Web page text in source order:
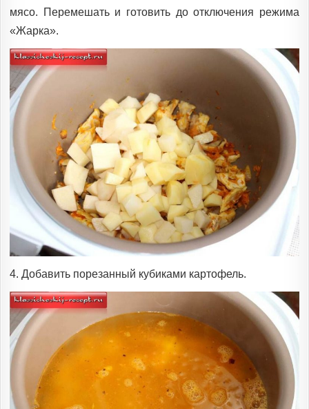
мясо. Перемешать и готовить до отключения режима
«Жарка».
4. Добавить порезанный кубиками картофель.